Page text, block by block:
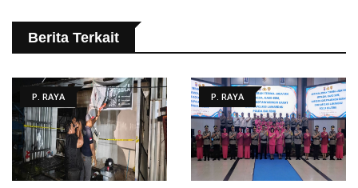
Berita Terkait
P. RAYA P. RAYA